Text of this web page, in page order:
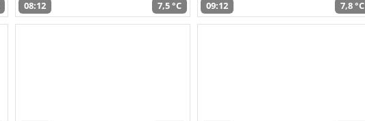
08:12 7,5 °C 09:12 7,8 °C